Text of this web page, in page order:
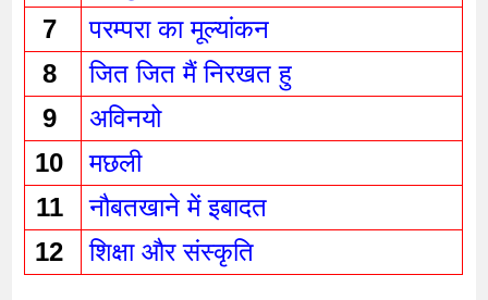
7
परम्परा का मूल्यांकन
8
जित जित मैं निरखत हु
9
अविनयो
10
मछली
11
नौबतखाने में इबादत
12
शिक्षा और संस्कृति